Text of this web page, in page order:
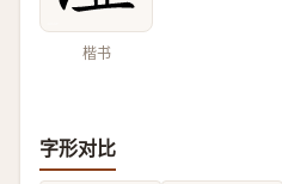
楷书
字形对比